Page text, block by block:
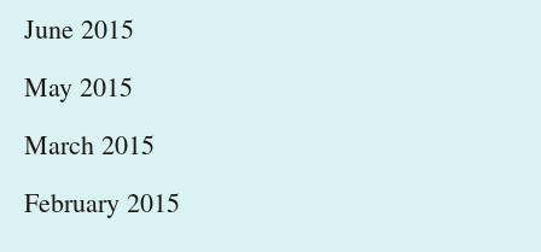
June 2015
May 2015
March 2015
February 2015